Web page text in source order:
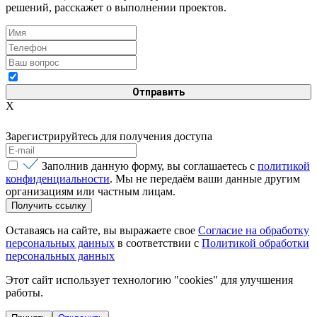
решений, расскажет о выполнении проектов.
X
Зарегистрируйтесь для получения доступа
Заполнив данную форму, вы соглашаетесь с политикой
конфиденциальности. Мы не передаём ваши данные другим
организациям или частным лицам.
Оставаясь на сайте, вы выражаете свое Согласие на обработку
персональных данных в соответствии с Политикой обработки
персональных данных
Этот сайт использует технологию "cookies" для улучшения
работы.